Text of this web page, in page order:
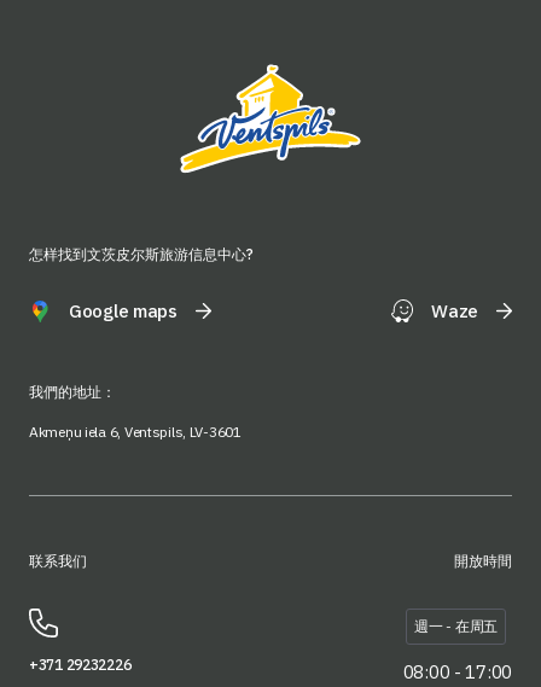
怎样找到文茨皮尔斯旅游信息中心?
Google maps Waze
我們的地址：
Akmeņu iela 6, Ventspils, LV-3601
联系我们
+371 29232226
開放時間
週一 - 在周五
08:00 - 17:00